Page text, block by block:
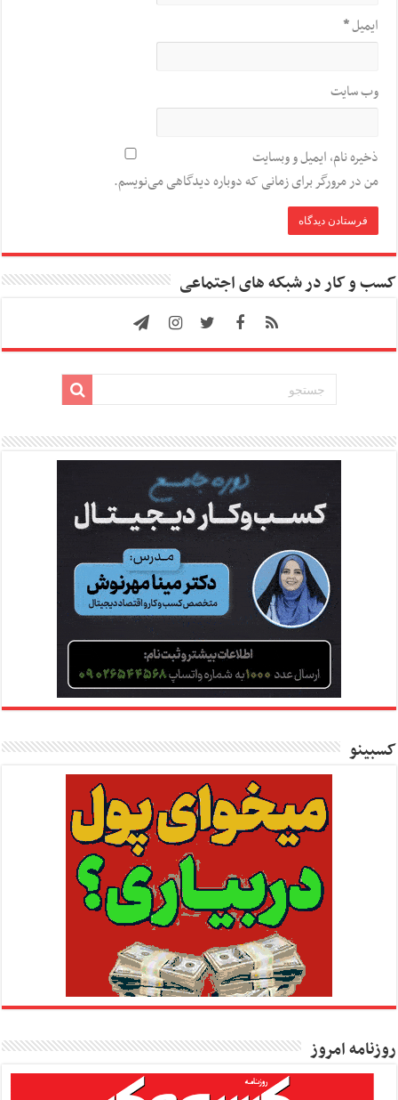
ایمیل*
وب‌ سایت
ذخیره نام، ایمیل و وبسایت
من در مرورگر برای زمانی که دوباره دیدگاهی می‌نویسم.
کسب و کار در شبکه های اجتماعی
کسبینو
روزنامه امروز